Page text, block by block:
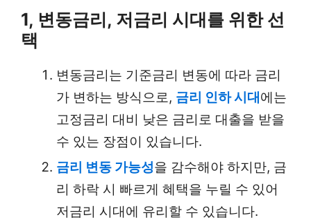
1, 변동금리, 저금리 시대를 위한 선
택
변동금리는 기준금리 변동에 따라 금리
가 변하는 방식으로, 금리 인하 시대 에는
고정금리 대비 낮은 금리로 대출을 받을
수 있는 장점이 있습니다.
금리 변동 가능성을 감수해야 하지만, 금
리 하락 시 빠르게 혜택을 누릴 수 있어
저금리 시대에 유리할 수 있습니다.